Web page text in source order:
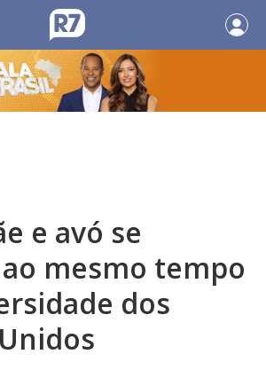
e avó se
mesmo tempo
dos